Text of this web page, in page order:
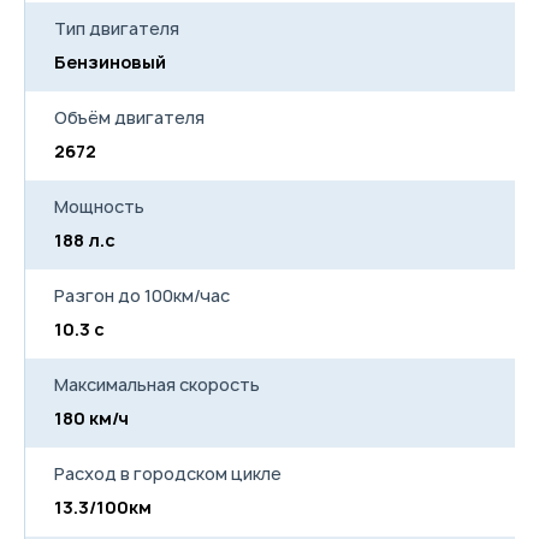
оперативных служб «ЭРА-
ГЛОНАСС»
Крепление детского кресла
Isofix
Коммуникационная система
Аудиовход AUX + USB-
разъем
Монохромный
многофункциональный
дисплей 3,5 дюйма
радиоприемником,
СD/MP3/WMA
Цветной
многофункциональный
сенсорный дисплей 6,1
Подогрев передних и задних
сидений
обогревом
Электрообогрев лобового
Тип двигателя
Бензиновый
Объём двигателя
2672
Мощность
188 л.с
Разгон до 100км/час
10.3 с
Максимальная скорость
180 км/ч
Расход в городском цикле
13.3/100км